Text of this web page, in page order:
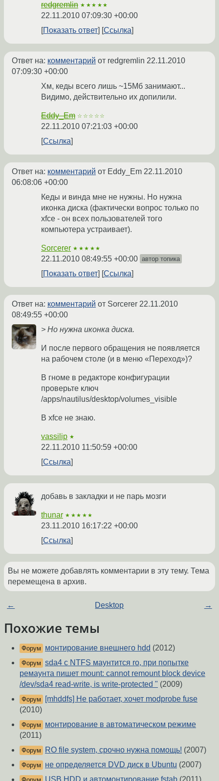
redgremlin ★★★★★
22.11.2010 07:09:30 +00:00
Показать ответ
Ссылка
Ответ на: комментарий от redgremlin 22.11.2010
07:09:30 +00:00
Хм, кеды всего лишь ~15Мб занимают...
Видимо, действительно их допилили.
Eddy_Em ☆☆☆☆☆
22.11.2010 07:21:03 +00:00
Ссылка
Ответ на: комментарий от Eddy_Em 22.11.2010
06:08:06 +00:00
Кеды и винда мне не нужны. Но нужна
иконка диска (фактически вопрос только по
xfce - он всех пользователей того
компьютера устраивает).
Sorcerer ★★★★★
22.11.2010 08:49:55 +00:00 автор топика
Показать ответ Ссылка
Ответ на: комментарий от Sorcerer 22.11.2010
08:49:55 +00:00
> Но нужна иконка диска.
И после первого обращения не появляется
на рабочем столе (и в меню «Переход»)?
В гноме в редакторе конфигурации
проверьте ключ
/apps/nautilus/desktop/volumes_visible
В xfce не знаю.
vassilip ★
22.11.2010 11:50:59 +00:00
Ссылка
добавь в закладки и не парь мозги
thunar ★★★★★
23.11.2010 16:17:22 +00:00
Ссылка
Вы не можете добавлять комментарии в эту тему. Тема
перемещена в архив.
← Desktop →
Похожие темы
Форум монтирование внешнего hdd (2012)
Форум sda4 с NTFS маунтится ro, при попытке
ремаунта пишет mount: cannot remount block device
/dev/sda4 read-write, is write-protected " (2009)
Форум
[mhddfs] Не работает, хочет modprobe fuse
(2010)
Форум
монтирование в автоматическом режиме
(2011)
Форум RO file system, срочно нужна помощь! (2007)
Форум не определяется DVD диск в Ubuntu (2007)
USB HDD и автомонтирование fstab (2011)